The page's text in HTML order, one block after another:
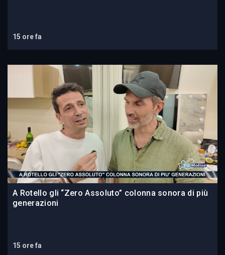
15 ore fa
A Rotello gli “Zero Assoluto” colonna sonora di più
generazioni
15 ore fa